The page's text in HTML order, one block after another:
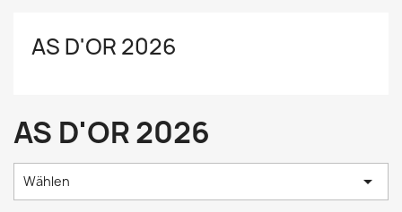
AS D'OR 2026
AS D'OR 2026
Wählen 